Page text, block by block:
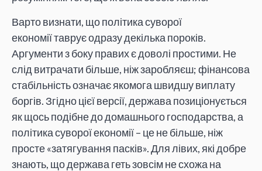
Варто визнати, що політика суворої
економії таврує одразу декілька пороків.
Аргументи з боку правих є доволі простими. Не
слід витрачати більше, ніж заробляєш; фінансова
стабільність означає якомога швидшу виплату
боргів. Згідно цієї версії, держава позиціонується
як щось подібне до домашнього господарства, а
політика суворої економії – це не більше, ніж
просте «затягування пасків». Для лівих, які добре
знають, що держава геть зовсім не схожа на